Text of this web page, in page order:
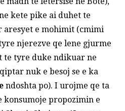
kete pike ai duhet te
e mohimit (cmimi
njerezve qe lene gjurme
te tyre duke ndikuar ne
nuk e besoj se e ka
ndoshta po). I urojme qe ta
konsumoje propozimin e